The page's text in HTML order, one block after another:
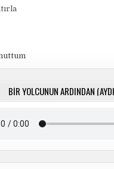
BIR YOLCUNUN ARDINDAN